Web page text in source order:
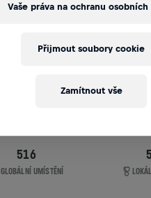
APP RUN
516
GLOBÁLNÍ UMÍSTĚNÍ
Vaše práva na ochranu osobních
Zamítnout vše
Přijmout soubory cookie